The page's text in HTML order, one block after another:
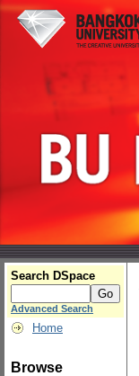
Search DSpace
Advanced Search
Home
Browse